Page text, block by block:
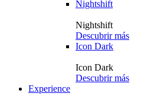
Nightshift
Nightshift
Descubrir más
Icon Dark
Icon Dark
Descubrir más
Experience